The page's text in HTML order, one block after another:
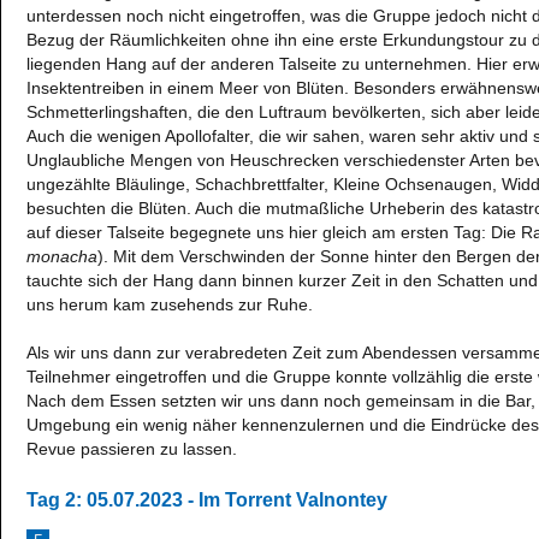
unterdessen noch nicht eingetroffen, was die Gruppe jedoch nicht
Bezug der Räumlichkeiten ohne ihn eine erste Erkundungstour zu
liegenden Hang auf der anderen Talseite zu unternehmen. Hier
Insektentreiben in einem Meer von Blüten. Besonders
Schmetterlingshaften, die den Luftraum bevölkerten, sich aber
Auch die wenigen Apollofalter, die wir sahen, waren sehr aktiv und
Unglaubliche Mengen von Heuschrecken verschiedenster Arten
ungezählte Bläulinge, Schachbrettfalter, Kleine Ochsenaugen,
besuchten die Blüten. Auch die mutmaßliche Urheberin des
auf dieser Talseite begegnete uns hier gleich am ersten Tag: Die
monacha). Mit dem Verschwinden der Sonne hinter den Bergen
tauchte sich der Hang dann binnen kurzer Zeit in den Schatten
uns herum kam zusehends zur Ruhe.
Als wir uns dann zur verabredeten Zeit zum Abendessen
Teilnehmer eingetroffen und die Gruppe konnte vollzählig die
Nach dem Essen setzten wir uns dann noch gemeinsam in die
Umgebung ein wenig näher kennenzulernen und die Eindrücke
Revue passieren zu lassen.
Tag 2: 05.07.2023 - Im Torrent Valnontey